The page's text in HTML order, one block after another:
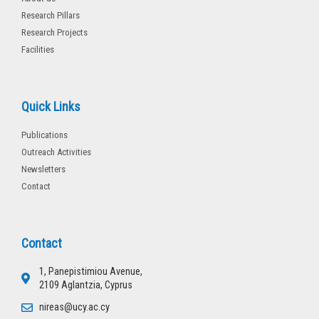
Research Pillars
Research Projects
Facilities
Quick Links
Publications
Outreach Activities
Newsletters
Contact
Contact
1, Panepistimiou Avenue,
2109 Aglantzia, Cyprus
nireas@ucy.ac.cy